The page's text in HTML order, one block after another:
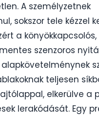
A személyzetnek
sokszor tele kézzel
a
szenzoros
teljesen
elkerülve a
lerakódását. Egy